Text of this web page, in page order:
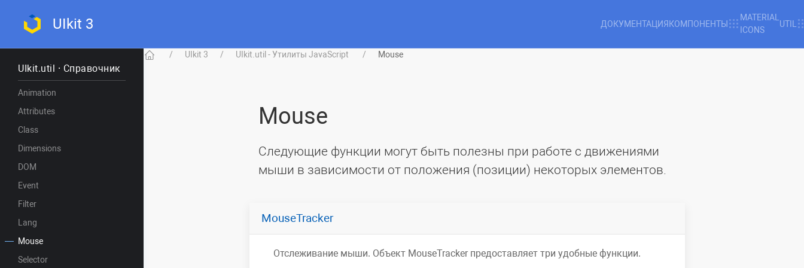
UIkit 3 ДОКУМЕНТАЦИЯКОМПОНЕНТЫ
MATERIAL
ICONS
UTIL
UIkit.util · Справочник
Animation
Attributes
Class
Dimensions
DOM
Event
Filter
Lang
Mouse
Selector
UIkit 3 UIkit.util - Утилиты JavaScript Mouse
Mouse
Следующие функции могут быть полезны при работе с движениями
мыши в зависимости от положения (позиции) некоторых элементов.
MouseTracker
Отслеживание мыши. Объект MouseTracker предоставляет три удобные функции.